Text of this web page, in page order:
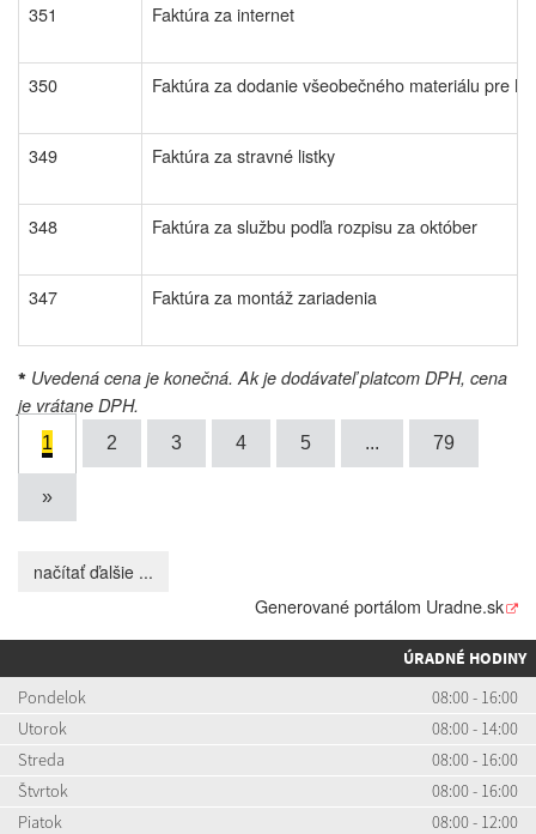
351 Faktúra za internet
350 Faktúra za dodanie všeobečného materiálu pre
349 Faktúra za stravné listky
348 Faktúra za službu podľa rozpisu za október
347 Faktúra za montáž zariadenia
* Uvedená cena je konečná. Ak je dodávateľ platcom DPH, cena
je vrátane DPH.
1 2 3 4 5 ... 79
»
načítať ďalšie ...
Generované portálom Uradne.sk
ÚRADNÉ HODINY
Pondelok
08:00 - 16:00
Utorok
08:00 - 14:00
Streda
08:00 - 16:00
Štvrtok
08:00 - 16:00
Piatok
08:00 - 12:00